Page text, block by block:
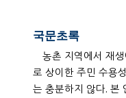
국문초록
농촌 지역에서 재
로 상이한 주민 수용
는 충분하지 않다. 본